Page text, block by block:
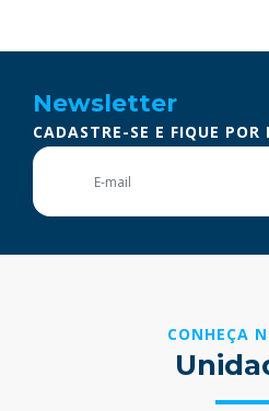
Newsletter
CADASTRE-SE E FIQUE POR
CONHEÇA